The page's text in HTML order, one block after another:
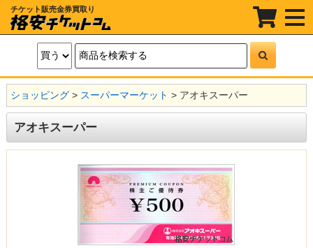
チケット販売金券買取り
t
o
g
n
a
i
i
ショッピング> スーパーマーケット > アオキスーパー
アオキスーパー